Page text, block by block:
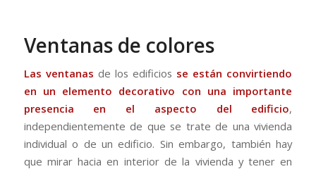
Ventanas de colores
Las ventanas de los edificios se están convirtiendo
en un elemento decorativo con una importante
presencia en el aspecto del edificio,
independientemente de que se trate de una vivienda
individual o de un edificio. Sin embargo, también hay
que mirar hacia en interior de la vivienda y tener en